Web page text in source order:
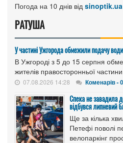
Погода на 10 днів від sinoptik.ua
РАТУША
У частині Ужгорода обмежили подачу
В Ужгороді з 5 до 15 серпня
жителів правосторонньої
07.08.2026 14:28 Коменарів - 0
Спека не завадила
відбувся липневий
Ще за кілька
Петефі поволі
велопаркінг